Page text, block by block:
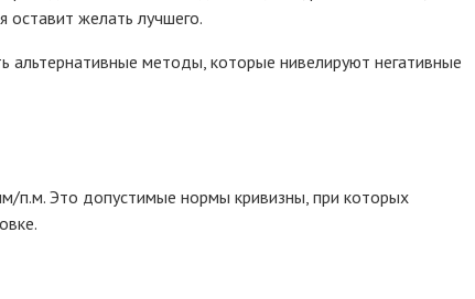
желать лучшего.
методы, которые нивелируют негативные
п.м. Это допустимые нормы кривизны, при которых